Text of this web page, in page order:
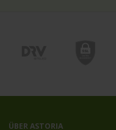
ÜBER ASTORIA